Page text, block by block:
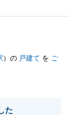
）の 戸建て を ご
た